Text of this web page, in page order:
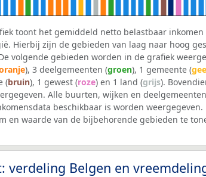
toont het gemiddeld netto belastbaar
Hierbij zijn de gebieden van laag naar hoog
volgende gebieden worden in de grafiek
), 3 deelgemeenten (groen), 1 gemeente (
(bruin), 1 gewest (roze) en 1 land (grijs).
Alle buurten, wijken en
beschikbaar is worden
en waarde van de bijbehorende gebieden te
verdeling Belgen en